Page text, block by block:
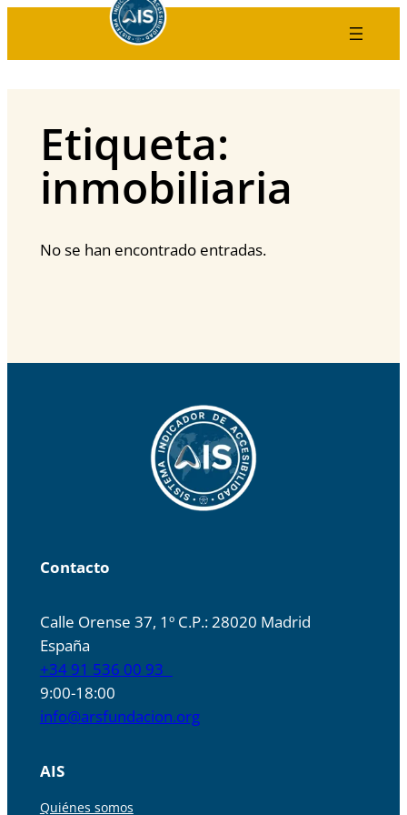
contenido
Etiqueta:
inmobiliaria
No se han encontrado entradas.
Contacto
Calle Orense 37, 1º C.P.: 28020 Madrid
España
+34 91 536 00 93
9:00-18:00
info@arsfundacion.org
AIS
Quiénes somos